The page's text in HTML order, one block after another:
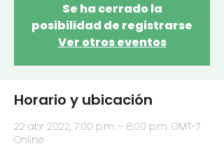
Se ha cerrado la
posibilidad de registrarse
Ver otros eventos
Horario y ubicación
22 abr 2022, 7:00 p.m. – 8:00 p.m. GMT-7
Online